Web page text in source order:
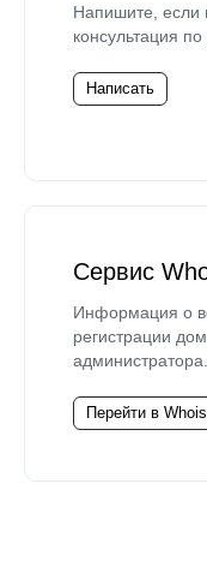
Напишите,
консультация по
Написать
Сервис
Информация о
регистрации
администратора.
Перейти в Whois